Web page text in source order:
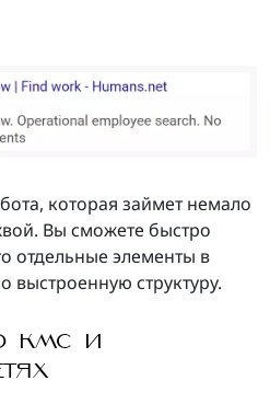
которая займет немало
Вы сможете быстро
отдельные элементы в
структуру.
КМС И